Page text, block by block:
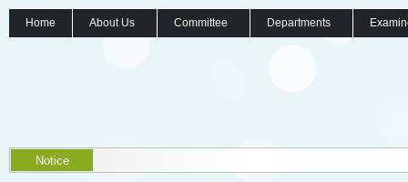
Home About Us Committee Departments
Notice